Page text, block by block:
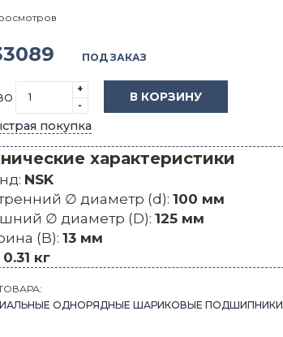
ПОД ЗАКАЗ
+
-
В КОРЗИНУ
покупка
характеристики
NSK
∅ диаметр (d): 100 мм
∅ диаметр (D): 125 мм
(B): 13 мм
0.31 кг
ОДНОРЯДНЫЕ ШАРИКОВЫЕ ПОДШИПНИКИ